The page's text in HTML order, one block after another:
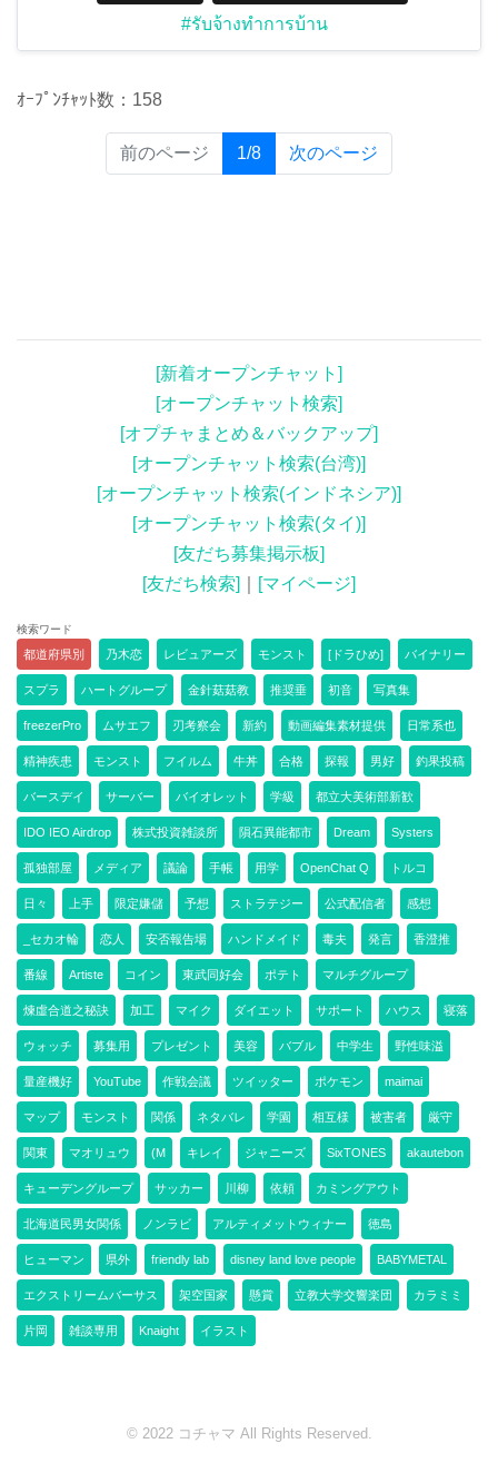
#รับจ้างทำการบ้าน
ｵｰﾌﾟﾝﾁｬｯﾄ数：158
前のページ 1/8(current)
次のページ
[新着オープンチャット]
[オープンチャット検索]
[オプチャまとめ＆バックアップ]
[オープンチャット検索(台湾)]
[オープンチャット検索(インドネシア)]
[オープンチャット検索(タイ)]
[友だち募集掲示板]
[友だち検索]
[マイページ]
検索ワード
都道府県別 乃木恋 レビュアーズ モンスト [ドラひめ] バイナリー
スプラ ハートグループ 金針菇菇教 推奨垂 初音 写真集
freezerPro ムサエフ 刃考察会 新約 動画編集素材提供 日常系也
精神疾患 モンスト フイルム 牛丼 合格 探報 男好 釣果投稿
バースデイ サーバー バイオレット 学級 都立大美術部新歓
IDO IEO Airdrop 株式投資雑談所 隕石異能都市 Dream Systers
孤独部屋 メディア 議論 手帳 用学 OpenChat Q トルコ
日々 上手 限定嫌儲 予想 ストラテジー 公式配信者 感想
_セカオ輪 恋人 安否報告場 ハンドメイド 毒夫 発言 香澄推
番線 Artiste コイン 東武同好会 ポテト マルチグループ
煉虛合道之秘訣 加工 マイク ダイエット サポート ハウス 寝落
ウォッチ 募集用 プレゼント 美容 バブル 中学生 野性味溢
量産機好 YouTube 作戦会議 ツイッター ポケモン maimai
マップ モンスト 関係 ネタバレ 学園 相互様 被害者 厳守
関東 マオリュウ (M キレイ ジャニーズ SixTONES akautebon
キューデングループ サッカー 川柳 依頼 カミングアウト
北海道民男女関係 ノンラビ アルティメットウィナー 徳島
ヒューマン 県外 friendly lab disney land love people BABYMETAL
エクストリームバーサス 架空国家 懸賞 立教大学交響楽団 カラミミ
片岡 雑談専用 Knaight イラスト
© 2022 コチャマ All Rights Reserved.